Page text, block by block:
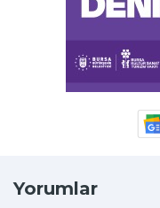
Yorumlar